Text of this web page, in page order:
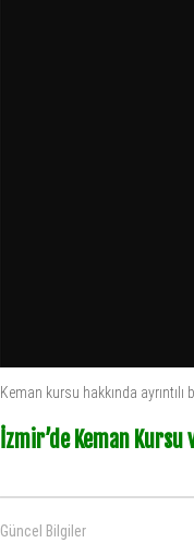
Keman kursu hakkında ayrıntılı
İzmir’de Keman
Güncel Bilgiler